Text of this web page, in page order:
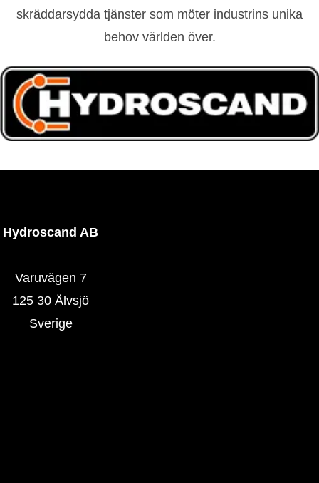
skräddarsydda tjänster som möter industrins unika
behov världen över.
Hydroscand AB
Varuvägen 7
125 30 Älvsjö
Sverige